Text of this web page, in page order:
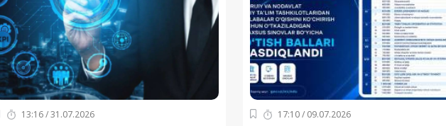
13:16 / 31.07.2026 17:10 / 09.07.2026